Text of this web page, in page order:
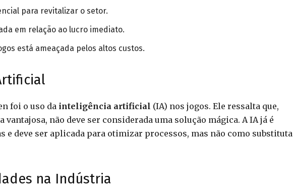
para revitalizar o setor.
em relação ao lucro imediato.
está ameaçada pelos altos custos.
foi o uso da inteligência artificial (IA) nos jogos. Ele ressalta que,
vantajosa, não deve ser considerada uma solução mágica. A IA já é
e deve ser aplicada para otimizar processos, mas não como substituta
na Indústria